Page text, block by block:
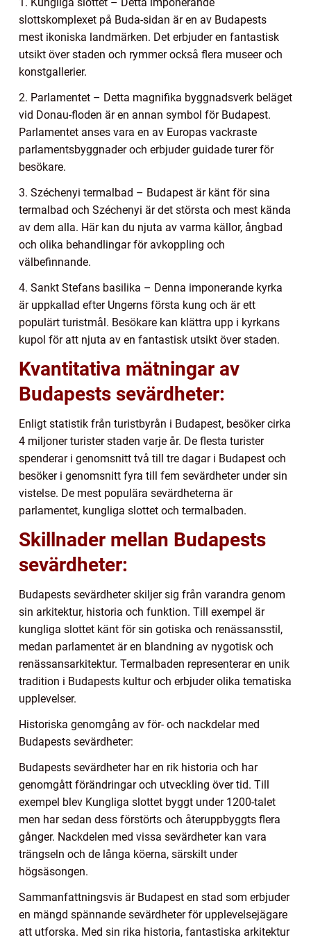
slottskomplexet på Buda-sidan är en av Budapests
mest ikoniska landmärken. Det erbjuder en fantastisk
utsikt över staden och rymmer också flera museer och
konstgallerier.
2. Parlamentet – Detta magnifika byggnadsverk beläget
vid Donau-floden är en annan symbol för Budapest.
Parlamentet anses vara en av Europas vackraste
parlamentsbyggnader och erbjuder guidade turer för
besökare.
3. Széchenyi termalbad – Budapest är känt för sina
termalbad och Széchenyi är det största och mest kända
av dem alla. Här kan du njuta av varma källor, ångbad
och olika behandlingar för avkoppling och
välbefinnande.
4. Sankt Stefans basilika – Denna imponerande kyrka
är uppkallad efter Ungerns första kung och är ett
populärt turistmål. Besökare kan klättra upp i kyrkans
kupol för att njuta av en fantastisk utsikt över staden.
Kvantitativa mätningar av
Budapests sevärdheter:
Enligt statistik från turistbyrån i Budapest, besöker cirka
4 miljoner turister staden varje år. De flesta turister
spenderar i genomsnitt två till tre dagar i Budapest och
besöker i genomsnitt fyra till fem sevärdheter under sin
vistelse. De mest populära sevärdheterna är
parlamentet, kungliga slottet och termalbaden.
Skillnader mellan Budapests
sevärdheter:
Budapests sevärdheter skiljer sig från varandra genom
sin arkitektur, historia och funktion. Till exempel är
kungliga slottet känt för sin gotiska och renässansstil,
medan parlamentet är en blandning av nygotisk och
renässansarkitektur. Termalbaden representerar en unik
tradition i Budapests kultur och erbjuder olika tematiska
upplevelser.
Historiska genomgång av för- och nackdelar med
Budapests sevärdheter:
Budapests sevärdheter har en rik historia och har
genomgått förändringar och utveckling över tid. Till
exempel blev Kungliga slottet byggt under 1200-talet
men har sedan dess förstörts och återuppbyggts flera
gånger. Nackdelen med vissa sevärdheter kan vara
trängseln och de långa köerna, särskilt under
högsäsongen.
Sammanfattningsvis är Budapest en stad som erbjuder
en mängd spännande sevärdheter för upplevelsejägare
att utforska. Med sin rika historia, fantastiska arkitektur